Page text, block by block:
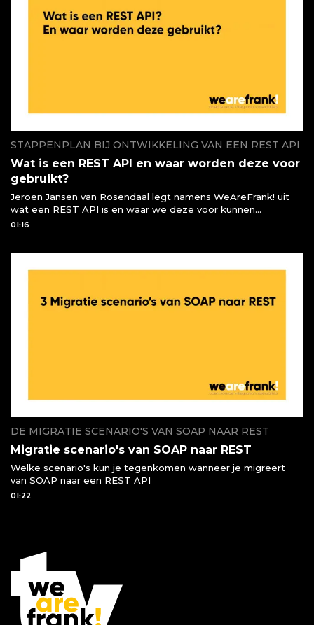
STAPPENPLAN BIJ ONTWIKKELING VAN EEN REST API
Wat is een REST API en waar worden deze voor
gebruikt?
Jeroen Jansen van Rosendaal legt namens WeAreFrank! uit
wat een REST API is en waar we deze voor kunnen
gebruiken of moeten gebruiken
01:16
DE MIGRATIE SCENARIO'S VAN SOAP NAAR REST
Migratie scenario's van SOAP naar REST
Welke scenario's kun je tegenkomen wanneer je migreert
van SOAP naar een REST API
01:22